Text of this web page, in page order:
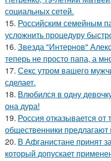
социальных сетей.
15. Российским семейным
усложнить процедуру
16. Звезда "Интернов"
теперь не просто папа, а
17. Секс утром вашего
сделает.
18. Влюбился в одну
она дура!
19. Россия отказывается
общественники
20. В Афганистане принят
который допускает